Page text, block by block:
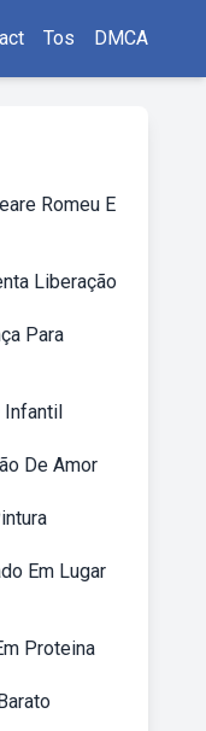
Tos DMCA
Romeu E
Liberação
Para
Infantil
De Amor
Em Lugar
Proteina